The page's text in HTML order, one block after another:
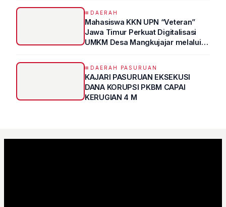
DAERAH
Mahasiswa KKN UPN “Veteran”
Jawa Timur Perkuat Digitalisasi
UMKM Desa Mangkujajar melalui
DAERAH PASURUAN
KAJARI PASURUAN EKSEKUSI
DANA KORUPSI PKBM CAPAI
KERUGIAN 4 M